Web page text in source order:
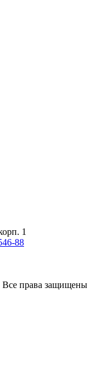
1
88
Все права защищены